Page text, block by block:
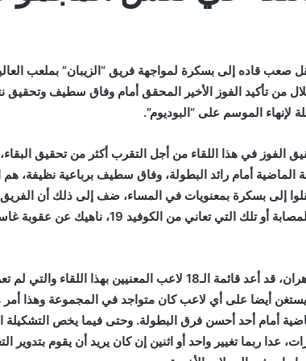
صعب قاده إلى بسكرة لمواجهة فريق “الزيبان” بملعب
من تأكيد الفوز الأخير المحقق أمام وفاق سطيف وتحقيق
الموسم على “البوديوم”.
الفوز في هذا اللقاء من أجل التقرب أكثر من تحقيق
الماضية أمام رائد البطولة، وفاق سطيف برباعية نظيفة،
إلى بسكرة بمعنويات في المساء، ضف إلى ذلك أن الفريق
من اللاعبين الغائبين، سواء العناصر المصابة أو تلك التي تعاني
وكان الطاقم الفني لفريق مولودية وهران، قد أعد قائمة الـ18 لاعب المعنيين
أيضا على أي لاعب كان متواجد في المجموعة وهذا
أمام أحد أحسن فرق البطولة. وحتى فيما يخص التشكيلة
عدا ربما تغيير واحد أو اثنين إن كان يريد أن يقوم بتدوير
بلدية